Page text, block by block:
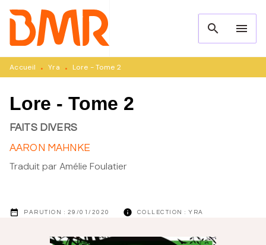
MENU RECHERCHE
PIED DE PAGE
search menu
Accueil • Yra • Lore - Tome 2
Lore - Tome 2
FAITS DIVERS
AARON MAHNKE
Traduit parAmélie Foulatier
date_range PARUTION : 29/01/2020 info COLLECTION : YRA